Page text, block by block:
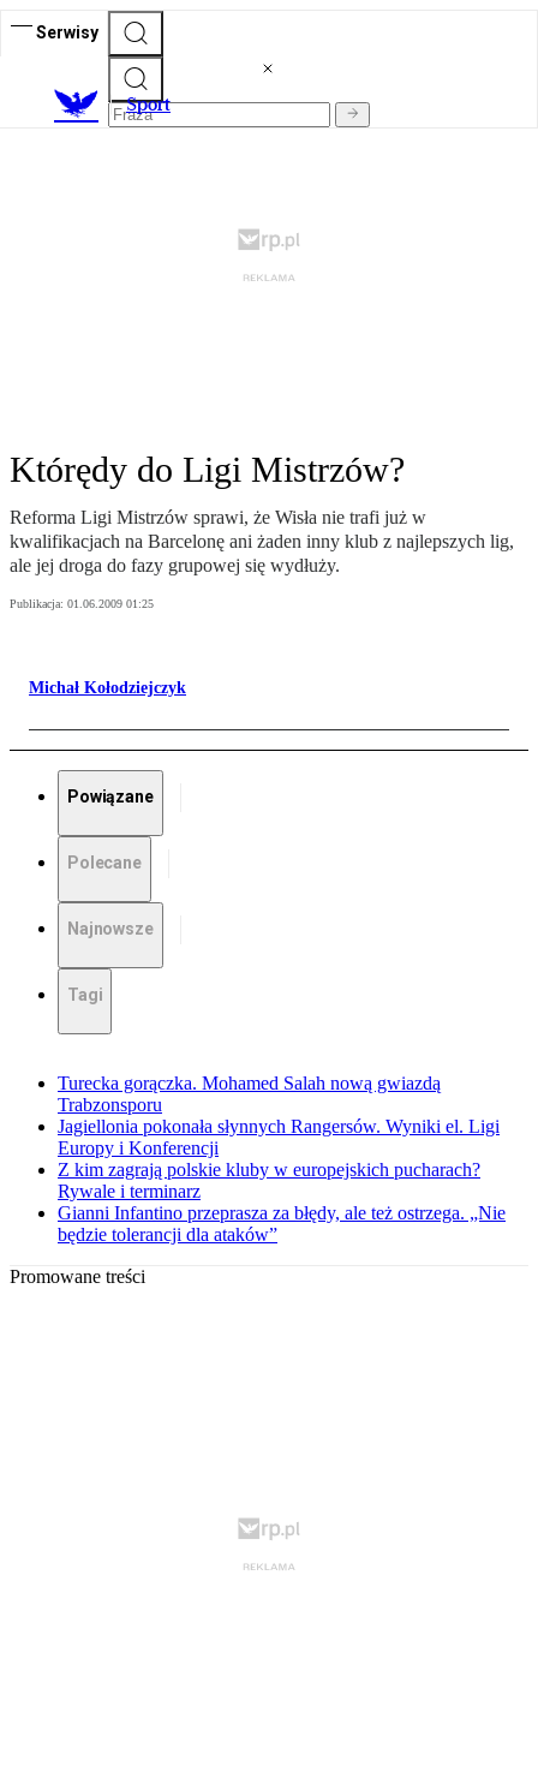
Serwisy
Sport
Którędy do Ligi Mistrzów?
Reforma Ligi Mistrzów sprawi, że Wisła nie trafi już w
kwalifikacjach na Barcelonę ani żaden inny klub z najlepszych lig,
ale jej droga do fazy grupowej się wydłuży.
Publikacja: 01.06.2009 01:25
Michał Kołodziejczyk
Powiązane
Polecane
Najnowsze
Tagi
Turecka gorączka. Mohamed Salah nową gwiazdą
Trabzonsporu
Jagiellonia pokonała słynnych Rangersów. Wyniki el. Ligi
Europy i Konferencji
Z kim zagrają polskie kluby w europejskich pucharach?
Rywale i terminarz
Gianni Infantino przeprasza za błędy, ale też ostrzega. „Nie
będzie tolerancji dla ataków”
Promowane treści